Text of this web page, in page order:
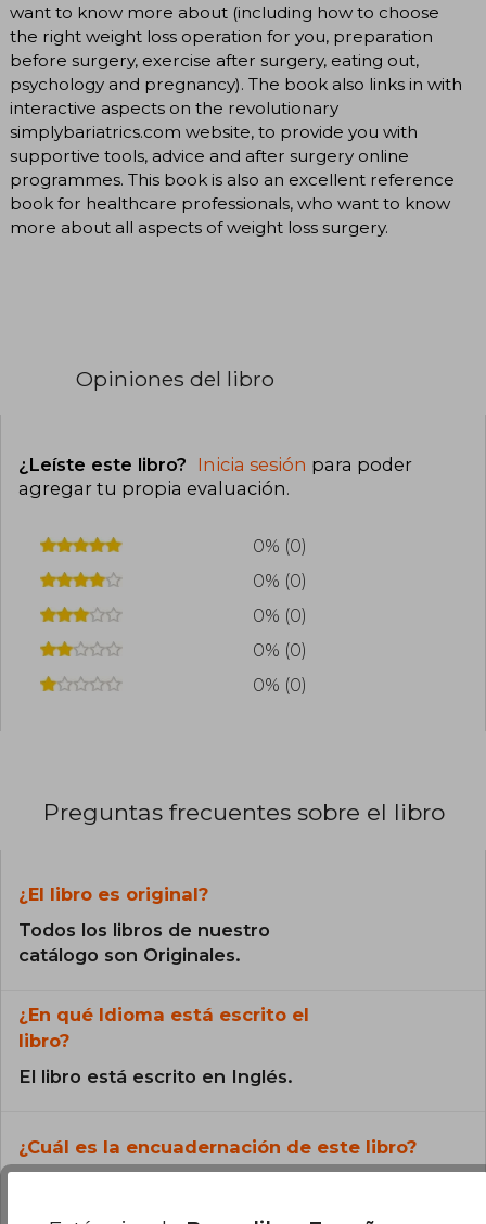
want to know more about (including how to choose
the right weight loss operation for you, preparation
before surgery, exercise after surgery, eating out,
psychology and pregnancy). The book also links in with
interactive aspects on the revolutionary
simplybariatrics.com website, to provide you with
supportive tools, advice and after surgery online
programmes. This book is also an excellent reference
book for healthcare professionals, who want to know
more about all aspects of weight loss surgery.
Opiniones del libro
¿Leíste este libro? Inicia sesión para poder
agregar tu propia evaluación.
0% (0)
0% (0)
0% (0)
0% (0)
0% (0)
Preguntas frecuentes sobre el libro
¿El libro es original?
Todos los libros de nuestro
catálogo son Originales.
¿En qué Idioma está escrito el
libro?
El libro está escrito en Inglés.
¿Cuál es la encuadernación de este libro?